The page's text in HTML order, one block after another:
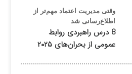
وقتی مدیریت اعتماد مهم‌تر از
اطلاع‌رسانی شد
8 درس راهبردی روابط
عمومی از بحران‌های ۲۰۲۵